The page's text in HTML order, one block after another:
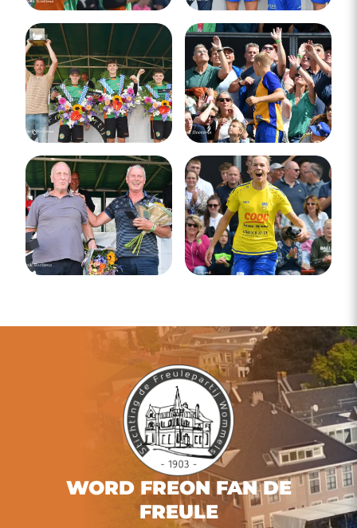
WORD FREON FAN DE
FREULE